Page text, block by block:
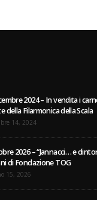
2024 – In vendita i
della Filarmonica della Scala
14, 2024
2026 – “Jannacci… e
di Fondazione TOG
15, 2026